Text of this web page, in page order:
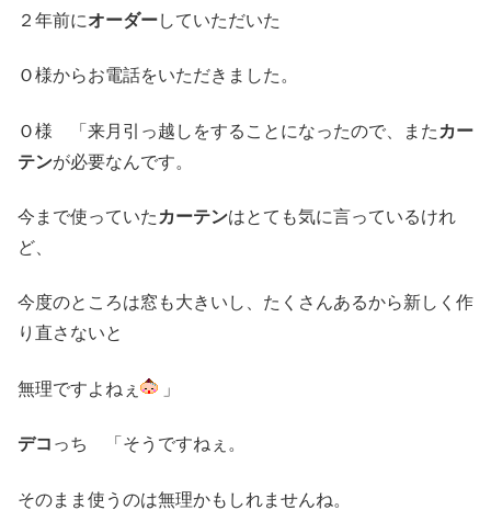
２年前にオーダーしていただいた
Ｏ様からお電話をいただきました。
Ｏ様 「来月引っ越しをすることになったので、また カー
テンが必要なんです。
今まで使っていた カーテンはとても気に言っているけれ
ど、
今度のところは窓も大きいし、たくさんあるから新しく作
り直さないと
無理ですよねぇ 」
デコ っち 「そうですねぇ。
そのまま使うのは無理かもしれませんね。